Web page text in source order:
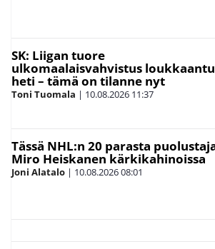
SK: Liigan tuore
ulkomaalaisvahvistus
heti – tämä on tilanne nyt
Toni Tuomala | 10.08.2026 11:37
Tässä NHL:n 20 parasta
Miro Heiskanen kärkikahinoissa
Joni Alatalo | 10.08.202608:01